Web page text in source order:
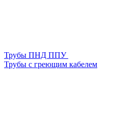
Трубы ПНД ППУ
Трубы с греющим кабелем